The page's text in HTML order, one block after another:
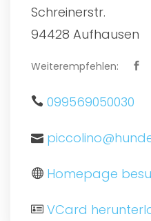
Schreinerstr.
94428 Aufhausen
Weiterempfehlen:
099569050030
Homepage
VCard